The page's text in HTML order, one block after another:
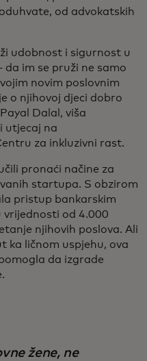
od advokatskih
udobnost i sigurnost u
im se pruži ne samo
novim poslovnim
o njihovoj djeci dobro
Dalal, viša
utjecaj na
za inkluzivni rast.
pronaći načine za
startupa. S obzirom
pristup bankarskim
vrijednosti od 4.000
njihovih poslova. Ali
ka ličnom uspjehu, ova
da izgrade
žene, ne